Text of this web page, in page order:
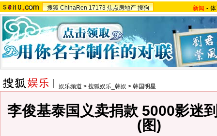
搜狐 ChinaRen 17173 焦点房地产 搜狗 新闻 -
娱乐频道 > 搜狐娱乐_韩娱 > 韩国明星
李俊基泰国义卖捐款 5000影迷
(图)